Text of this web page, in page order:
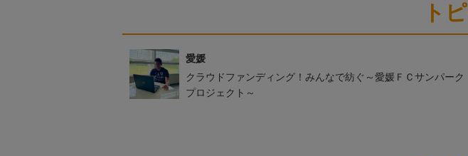
ト
愛媛
クラウドファンディング！みんなで紡ぐ～愛媛ＦＣサンパーク
プロジェクト～